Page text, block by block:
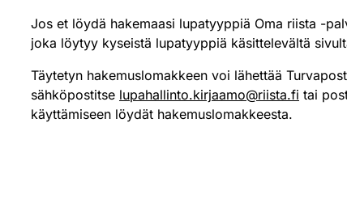
Jos et löydä hakemaasi lupatyyppiä Oma riista -
joka löytyy kyseistä lupatyyppiä käsittelevältä
Täytetyn hakemuslomakkeen voi lähettää
sähköpostitse lupahallinto.kirjaamo@riista.fi tai
käyttämiseen löydät hakemuslomakkeesta.